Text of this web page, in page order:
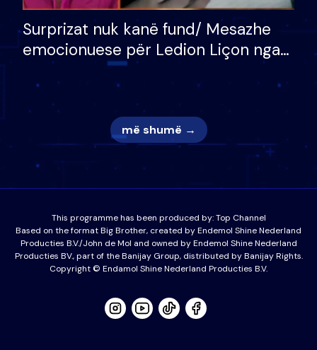
Surprizat nuk kanë fund/ Mesazhe
emocionuese për Ledion Liçon nga
nëna dhe fëmijët e tij, moderatori
nuk i mban dot lotët: Nuk meritoj…
më shumë →
This programme has been produced by:Top Channel
Based on the format Big Brother, created by Endemol Shine Nederland
Producties B.V./John de Mol and owned by Endemol Shine Nederland
Producties BV., part of the Banijay Group, distributed by Banijay Rights.
Copyright © Endamol Shine Nederland Producties B.V.